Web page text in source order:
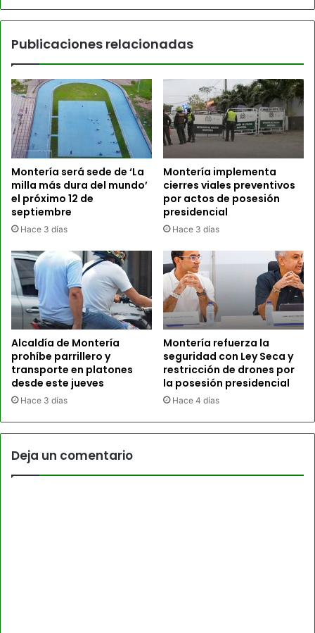
Publicaciones relacionadas
Montería será sede de ‘La
milla más dura del mundo’
el próximo 12 de
septiembre
Hace 3 días
Montería implementa
cierres viales preventivos
por actos de posesión
presidencial
Hace 3 días
Alcaldía de Montería
prohíbe parrillero y
transporte en platones
desde este jueves
Hace 3 días
Montería refuerza la
seguridad con Ley Seca y
restricción de drones por
la posesión presidencial
Hace 4 días
Deja un comentario